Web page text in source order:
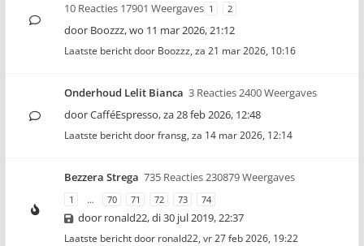
10 Reacties 17901 Weergaves 1 2
door Boozzz,wo 11 mar 2026, 21:12
Laatste bericht door Boozzz, za 21 mar 2026, 10:16
Onderhoud Lelit Bianca 3 Reacties 2400 Weergaves
doorCafféEspresso,za 28 feb 2026, 12:48
Laatste bericht doorfransg, za 14 mar 2026, 12:14
Bezzera Strega 735 Reacties 230879 Weergaves
1 … 70 71 72 73 74
door ronald22,di 30 jul 2019, 22:37
Laatste bericht door ronald22, vr 27 feb 2026, 19:22